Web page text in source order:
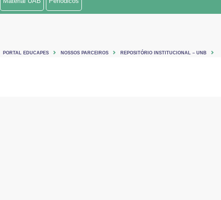
PORTAL EDUCAPES NOSSOS PARCEIROS REPOSITÓRIO INSTITUCIONAL – UNB